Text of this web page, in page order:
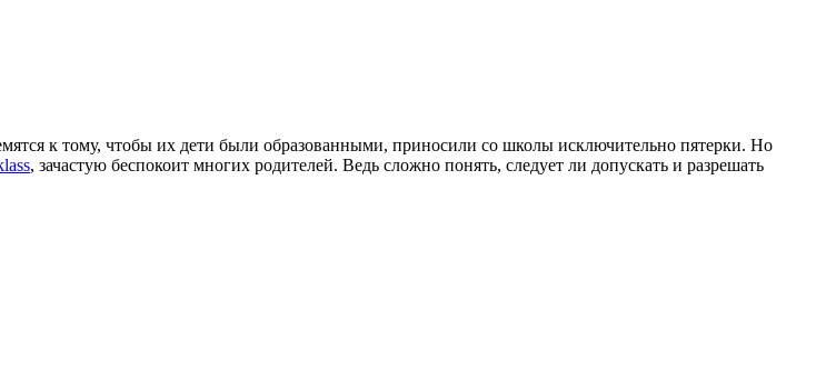
к тому, чтобы их дети были образованными, приносили со школы исключительно пятерки. Но
, зачастую беспокоит многих родителей. Ведь сложно понять, следует ли допускать и разрешать